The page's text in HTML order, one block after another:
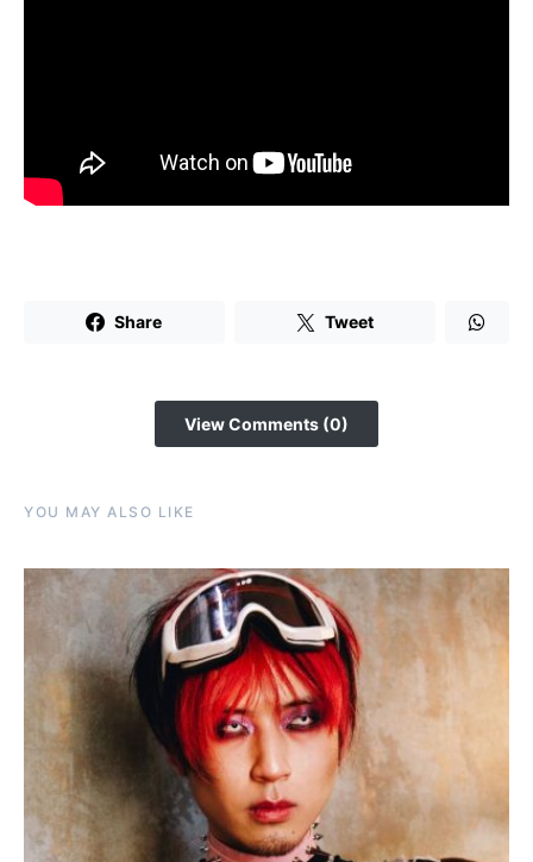
Share Tweet
View Comments (0)
YOU MAY ALSO LIKE